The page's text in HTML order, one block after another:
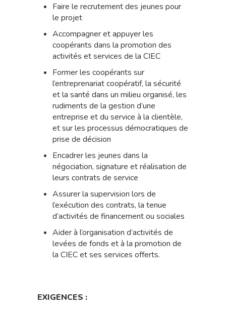
Faire le recrutement des jeunes pour
le projet
Accompagner et appuyer les
coopérants dans la promotion des
activités et services de la CIEC
Former les coopérants sur
l’entreprenariat coopératif, la sécurité
et la santé dans un milieu organisé, les
rudiments de la gestion d’une
entreprise et du service à la clientèle,
et sur les processus démocratiques de
prise de décision
Encadrer les jeunes dans la
négociation, signature et réalisation de
leurs contrats de service
Assurer la supervision lors de
l’exécution des contrats, la tenue
d’activités de financement ou sociales
Aider à l’organisation d’activités de
levées de fonds et à la promotion de
la CIEC et ses services offerts.
EXIGENCES :